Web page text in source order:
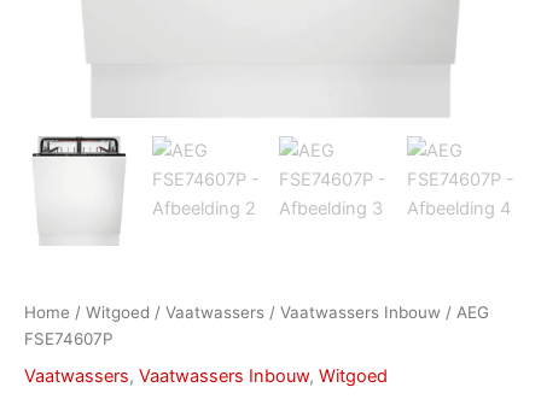
Home / Witgoed / Vaatwassers / Vaatwassers Inbouw / AEG
FSE74607P
Vaatwassers, Vaatwassers Inbouw, Witgoed